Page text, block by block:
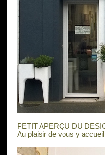
PETIT APERÇU DU
Au plaisir de vous y